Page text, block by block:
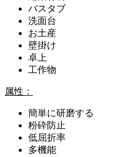
バスタブ
洗面台
お土産
壁掛け
卓上
工作物
属性：
簡単に研磨する
粉砕防止
低屈折率
多機能